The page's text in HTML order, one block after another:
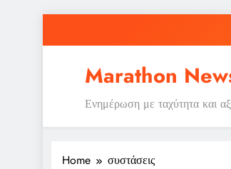
Marathon
Ενημέρωση με ταχύτητα και
Home συστάσεις